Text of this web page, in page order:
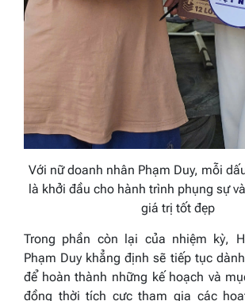
Với nữ doanh nhân Phạm Duy, mỗi
là khởi đầu cho hành trình phụng sự
giá trị tốt đẹp
Trong phần còn lại của nhiệm kỳ,
Phạm Duy khẳng định sẽ tiếp tục
để hoàn thành những kế hoạch và
đồng thời tích cực tham gia các